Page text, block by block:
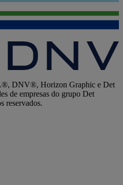
DNV®, Horizon Graphic e Det
de empresas do grupo Det
reservados.